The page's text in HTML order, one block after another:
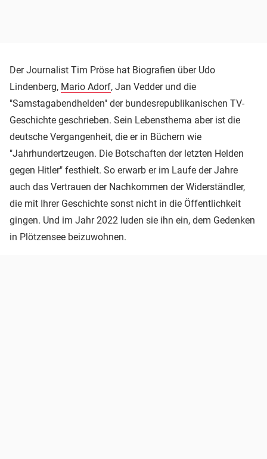
Der Journalist Tim Pröse hat Biografien über Udo
Lindenberg, Mario Adorf, Jan Vedder und die
"Samstagabendhelden" der bundesrepublikanischen TV-
Geschichte geschrieben. Sein Lebensthema aber ist die
deutsche Vergangenheit, die er in Büchern wie
"Jahrhundertzeugen. Die Botschaften der letzten Helden
gegen Hitler" festhielt. So erwarb er im Laufe der Jahre
auch das Vertrauen der Nachkommen der Widerständler,
die mit Ihrer Geschichte sonst nicht in die Öffentlichkeit
gingen. Und im Jahr 2022 luden sie ihn ein, dem Gedenken
in Plötzensee beizuwohnen.